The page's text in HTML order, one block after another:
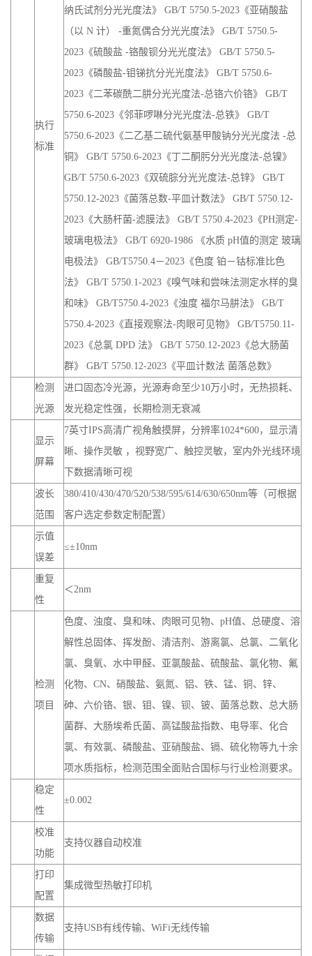
执行
标准
纳氏试剂分光光度法》 GB/T 5750.5-2023《亚硝酸盐
（以 N 计） -重氮偶合分光光度法》 GB/T 5750.5-
2023《硫酸盐 -铬酸钡分光光度法》 GB/T 5750.5-
2023《磷酸盐-钼锑抗分光光度法》 GB/T 5750.6-
2023《二苯碳酰二肼分光光度法-总铬六价铬》 GB/T
5750.6-2023《邻菲啰啉分光光度法-总铁》 GB/T
5750.6-2023《二乙基二硫代氨基甲酸钠分光光度法 -总
铜》 GB/T 5750.6-2023《丁二酮肟分光光度法-总镍》
GB/T 5750.6-2023《双硫腙分光光度法-总锌》 GB/T
5750.12-2023《菌落总数-平皿计数法》 GB/T 5750.12-
2023《大肠杆菌-滤膜法》 GB/T 5750.4-2023《PH测定-
玻璃电极法》 GB/T 6920-1986 《水质 pH值的测定 玻璃
电极法》 GB/T5750.4－2023《色度 铂－钴标准比色
法》 GB/T 5750.1-2023《嗅气味和尝味法测定水样的臭
和味》 GB/T5750.4-2023《浊度 福尔马肼法》 GB/T
5750.4-2023《直接观察法-肉眼可见物》 GB/T5750.11-
2023《总氯 DPD 法》 GB/T 5750.12-2023《总大肠菌
群》 GB/T 5750.12-2023《平皿计数法 菌落总数》
检测
光源
进口固态冷光源，光源寿命至少10万小时，无热损耗、
发光稳定性强，长期检测无衰减
显示
屏幕
7英寸IPS高清广视角触摸屏，分辨率1024*600，显示清
晰、操作灵敏 ，视野宽广、触控灵敏，室内外光线环境
下数据清晰可视
波长
范围
380/410/430/470/520/538/595/614/630/650nm等（可根据
客户选定参数定制配置）
示值
误差
≤±10nm
重复
性
＜2nm
检测
项目
色度、浊度、臭和味、肉眼可见物、pH值、总硬度、溶
解性总固体、挥发酚、清洁剂、游离氯、总氯、二氧化
氯、臭氧、水中甲醛、亚氯酸盐、硫酸盐、氯化物、氟
化物、CN、硝酸盐、氨氮、铝、铁、锰、铜、锌、
砷、六价铬、银、钼、镍、钡、铍、菌落总数、总大肠
菌群、大肠埃希氏菌、高锰酸盐指数、电导率、化合
氯、有效氯、磷酸盐、亚硝酸盐、镉、硫化物等九十余
项水质指标，检测范围全面贴合国标与行业检测要求。
稳定
性
±0.002
校准
功能
支持仪器自动校准
打印
配置
集成微型热敏打印机
数据
传输
支持USB有线传输、WiFi无线传输